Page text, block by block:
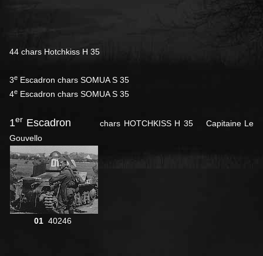
44 chars Hotchkiss H 35
3e Escadron chars SOMUA S 35
4e Escadron chars SOMUA S 35
1er Escadron chars HOTCHKISS H 35 Capitaine Le
Gouvello
01 40246